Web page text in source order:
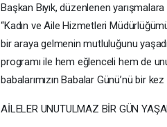
Başkan Bıyık, düzenlenen
“Kadın ve Aile Hizmetleri
bir araya gelmenin mutluluğunu
programı ile hem eğlenceli hem de
babalarımızın Babalar Günü’nü bir
AİLELER UNUTULMAZ BİR GÜN